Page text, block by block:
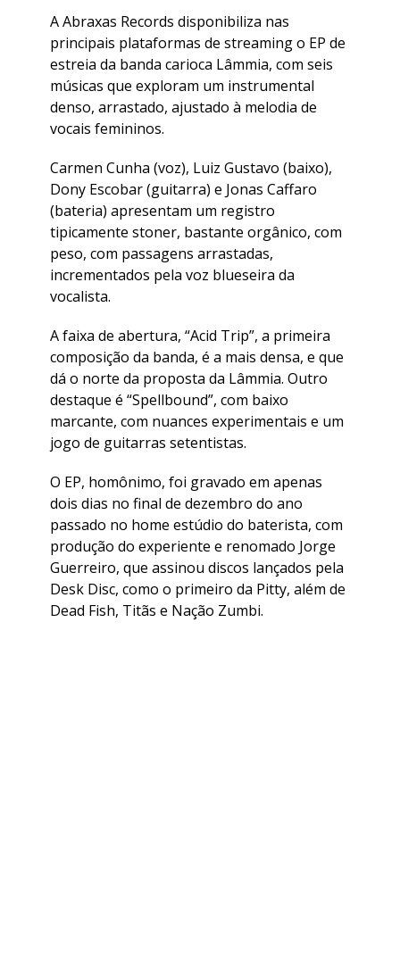
A Abraxas Records disponibiliza nas
principais plataformas de streaming o EP de
estreia da banda carioca Lâmmia, com seis
músicas que exploram um instrumental
denso, arrastado, ajustado à melodia de
vocais femininos.
Carmen Cunha (voz), Luiz Gustavo (baixo),
Dony Escobar (guitarra) e Jonas Caffaro
(bateria) apresentam um registro
tipicamente stoner, bastante orgânico, com
peso, com passagens arrastadas,
incrementados pela voz blueseira da
vocalista.
A faixa de abertura, “Acid Trip”, a primeira
composição da banda, é a mais densa, e que
dá o norte da proposta da Lâmmia. Outro
destaque é “Spellbound”, com baixo
marcante, com nuances experimentais e um
jogo de guitarras setentistas.
O EP, homônimo, foi gravado em apenas
dois dias no final de dezembro do ano
passado no home estúdio do baterista, com
produção do experiente e renomado Jorge
Guerreiro, que assinou discos lançados pela
Desk Disc, como o primeiro da Pitty, além de
Dead Fish, Titãs e Nação Zumbi.